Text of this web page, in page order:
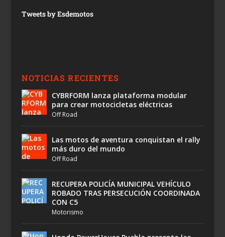
Tweets by Esdemotos
NOTICIAS RECIENTES
CYBRFORM lanza plataforma modular
para crear motocicletas eléctricas
Off Road
Las motos de aventura conquistan el rally
más duro del mundo
Off Road
RECUPERA POLICÍA MUNICIPAL VEHÍCULO
ROBADO TRAS PERSECUCIÓN COORDINADA
CON C5
Motorismo